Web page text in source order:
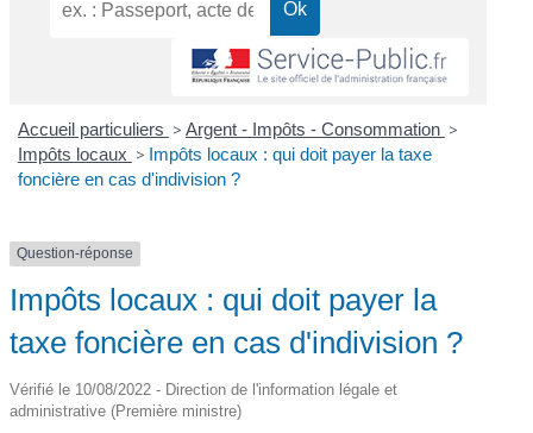
Accueil particuliers > Argent - Impôts - Consommation >
Impôts locaux > Impôts locaux : qui doit payer la taxe
foncière en cas d'indivision ?
Question-réponse
Impôts locaux : qui doit payer la
taxe foncière en cas d'indivision ?
Vérifié le 10/08/2022 - Direction de l'information légale et
administrative (Première ministre)